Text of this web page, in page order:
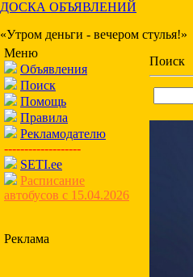
ДОСКА ОБЪЯВЛЕНИЙ
«Утром деньги - вечером стулья!»
Меню
Объявления
Поиск
Помощь
Правила
Рекламодателю
-------------------
SETI.ee
Расписание
автобусов с 15.04.2026
Реклама
Поиск